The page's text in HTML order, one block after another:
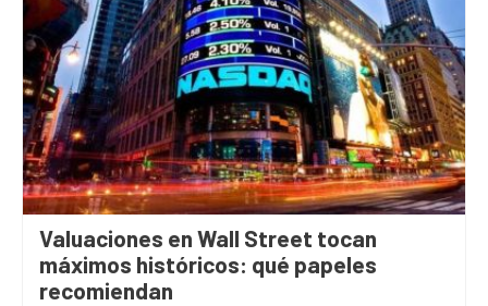
Valuaciones en Wall Street tocan
máximos históricos: qué papeles
recomiendan